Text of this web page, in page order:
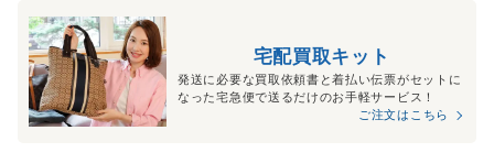
宅配買取キット
発送に必要な買取依頼書と着払い伝票がセットに
なった宅急便で送るだけのお手軽サービス！
ご注文はこちら